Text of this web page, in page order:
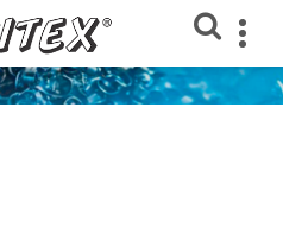
Loja Rivitex